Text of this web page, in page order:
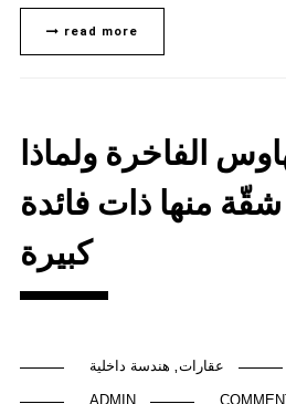
read more
الفاخرة ولماذا
منها ذات فائدة
كبيرة
عقارات, هندسة داخلية
ADMIN